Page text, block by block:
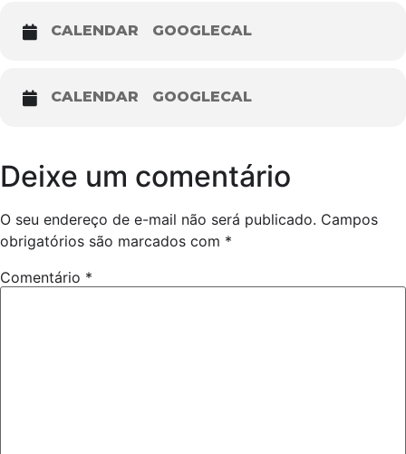
CALENDAR GOOGLECAL
CALENDAR GOOGLECAL
Deixe um comentário
O seu endereço de e-mail não será publicado. Campos
obrigatórios são marcados com *
Comentário *